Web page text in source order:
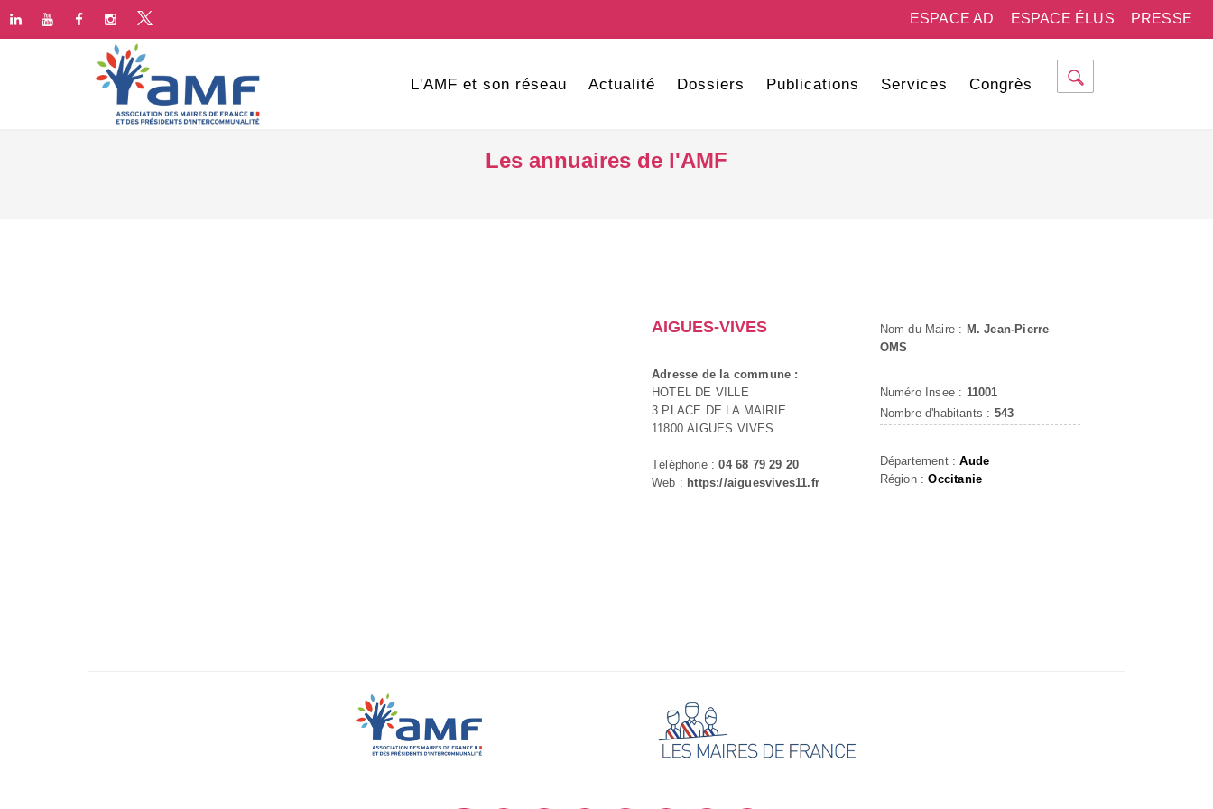
PRESSE
ESPACE ÉLUS
ESPACE AD
L'AMF et son réseau Actualité Dossiers Publications Services Congrès
Les annuaires de l'AMF
AIGUES-VIVES
Adresse de la commune :
HOTEL DE VILLE
3 PLACE DE LA MAIRIE
11800 AIGUES VIVES
Téléphone :04 68 79 29 20
Web : https://aiguesvives11.fr
Nom du Maire : M. Jean-Pierre
OMS
Numéro Insee : 11001
Nombre d'habitants : 543
Département :Aude
Région :Occitanie